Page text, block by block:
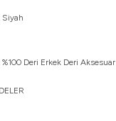
Siyah
Deri Erkek Deri Aksesuar